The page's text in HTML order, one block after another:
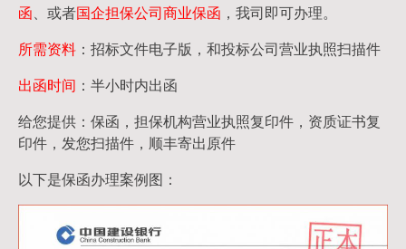
函 、或者国企担保公司商业保函 ，我司即可办理。
所需资料 ：招标文件电子版，和投标公司营业执照扫描件
出函时间 ：半小时内出函
给您提供：保函，担保机构营业执照复印件，资质证书复
印件，发您扫描件，顺丰寄出原件
以下是保函办理案例图：